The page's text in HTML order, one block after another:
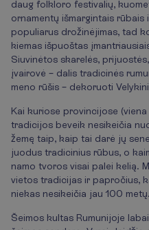
daug folkloro festivalių,
ornamentų išmargintais
populiarus drožinėjimas, tad
kiemas išpuoštas
Siuvinėtos skarelės,
įvairovė – dalis tradicinės
meno rūšis – dekoruoti
Kai kuriose provincijose
tradicijos beveik nesikeičia
žemę taip, kaip tai darė jų
juodus tradicinius rūbus, o
namo tvoros visai palei kelią.
vietos tradicijas ir papročius,
niekas nesikeičia jau 100 metų.
Šeimos kultas Rumunijoje